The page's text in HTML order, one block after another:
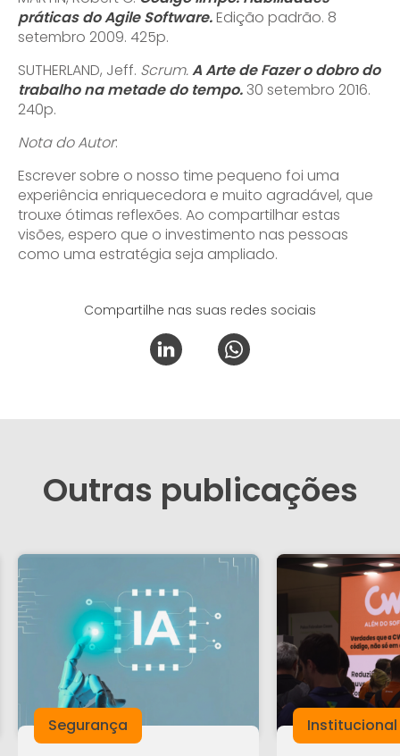
práticas do Agile Software.Edição padrão. 8
setembro 2009. 425p.
SUTHERLAND, Jeff. Scrum.A Arte de Fazer o dobro do
trabalho na metade do tempo.30 setembro 2016.
240p.
Nota do Autor:
Escrever sobre o nosso time pequeno foi uma
experiência enriquecedora e muito agradável, que
trouxe ótimas reflexões. Ao compartilhar estas
visões, espero que o investimento nas pessoas
como uma estratégia seja ampliado.
Compartilhe nas suas redes sociais
Outras publicações
Segurança Institucional